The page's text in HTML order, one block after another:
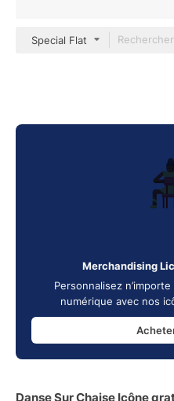
Special Flat
Merchandising
Personnalisez
numérique avec nos
Danse Sur Chaise Icône